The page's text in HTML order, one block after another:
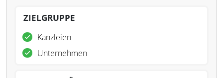
ZIELGRUPPE
Kanzleien
Unternehmen